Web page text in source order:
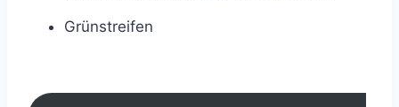
Grünstreifen